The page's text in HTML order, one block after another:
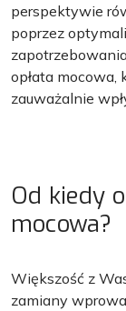
perspektywie
poprzez
opłata mocowa,
zauważalnie
Od kiedy
mocowa?
Większość z
zamiany